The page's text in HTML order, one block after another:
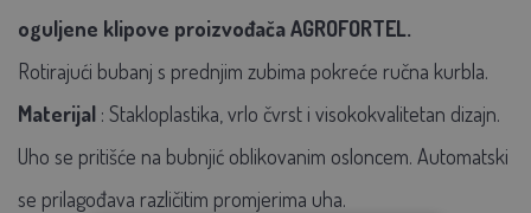
oguljene klipove proizvođača AGROFORTEL.
Rotirajući bubanj s prednjim zubima pokreće ručna kurbla.
Materijal : Stakloplastika, vrlo čvrst i visokokvalitetan dizajn.
Uho se pritišće na bubnjić oblikovanim osloncem. Automatski
se prilagođava različitim promjerima uha.